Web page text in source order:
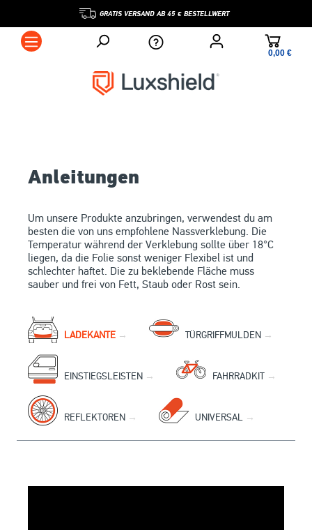
GRATIS VERSAND AB 45 € BESTELLWERT
0,00 €*
Anleitungen
Um unsere Produkte anzubringen, verwendest du am
besten die von uns empfohlene Nassverklebung. Die
Temperatur während der Verklebung sollte über 18°C
liegen, da die Folie sonst weniger Flexibel ist und
schlechter haftet. Die zu beklebende Fläche muss
sauber und frei von Fett, Staub oder Rost sein.
LADEKANTE TÜRGRIFFMULDEN
EINSTIEGSLEISTEN FAHRRADKIT
REFLEKTOREN UNIVERSAL